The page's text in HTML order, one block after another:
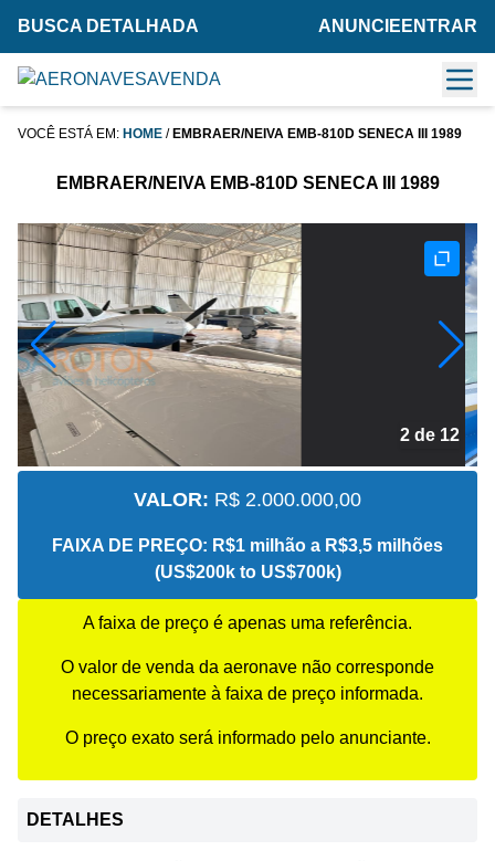
BUSCA DETALHADA ANUNCIE ENTRAR
VOCÊ ESTÁ EM: HOME / EMBRAER/NEIVA EMB-810D SENECA III 1989
EMBRAER/NEIVA EMB-810D SENECA III 1989
2 de 12
VALOR: R$ 2.000.000,00
FAIXA DE PREÇO: R$1 milhão a R$3,5 milhões
(US$200k to US$700k)
A faixa de preço é apenas uma referência.
O valor de venda da aeronave não corresponde
necessariamente à faixa de preço informada.
O preço exato será informado pelo anunciante.
DETALHES